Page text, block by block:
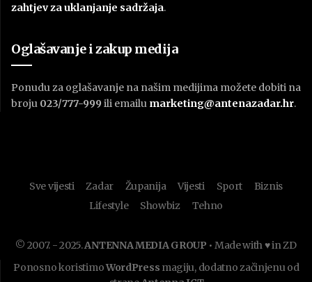
zahtjev za uklanjanje sadržaja.
Oglašavanje i zakup medija
Ponudu za oglašavanje na našim medijima možete dobiti na
broju 023/777-999 ili emailu marketing@antenazadar.hr.
Sve vijesti Zadar Županija Vijesti Sport
Biznis
Lifestyle
Showbiz Tehno
© 2007. - 2025.ANTENNA MEDIA GROUP • Made with ♥ in ZD
Ponosno koristimoWordPress magiju, dodatno začinjenu od